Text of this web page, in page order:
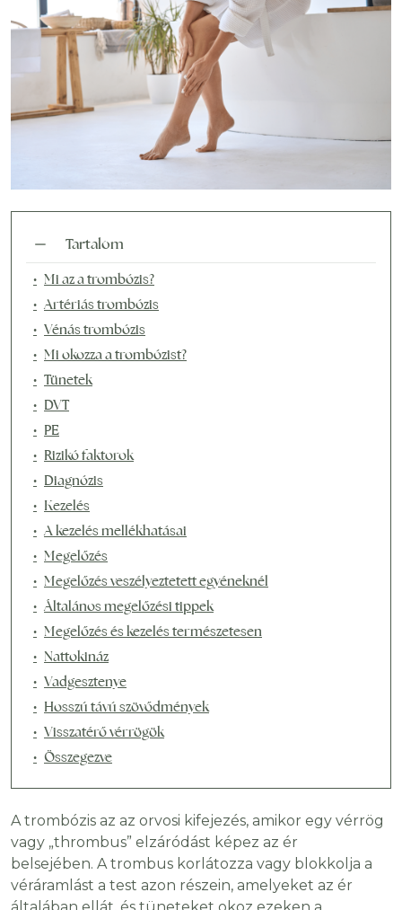
Tartalom
Mi az a trombózis?
Artériás trombózis
Vénás trombózis
Mi okozza a trombózist?
Tünetek
DVT
PE
Rizikó faktorok
Diagnózis
Kezelés
A kezelés mellékhatásai
Megelőzés
Megelőzés veszélyeztetett egyéneknél
Általános megelőzési tippek
Megelőzés és kezelés természetesen
Nattokináz
Vadgesztenye
Hosszú távú szövődmények
Visszatérő vérrögök
Összegezve
A trombózis az az orvosi kifejezés, amikor egy vérrög
vagy „thrombus” elzáródást képez az ér
belsejében. A trombus korlátozza vagy blokkolja a
véráramlást a test azon részein, amelyeket az ér